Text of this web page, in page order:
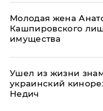
Молодая жена
Кашпировского
имущества
Ушел из жизни
украинский
Недич